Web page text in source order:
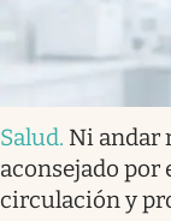
Salud. Ni andar
aconsejado por
circulación y